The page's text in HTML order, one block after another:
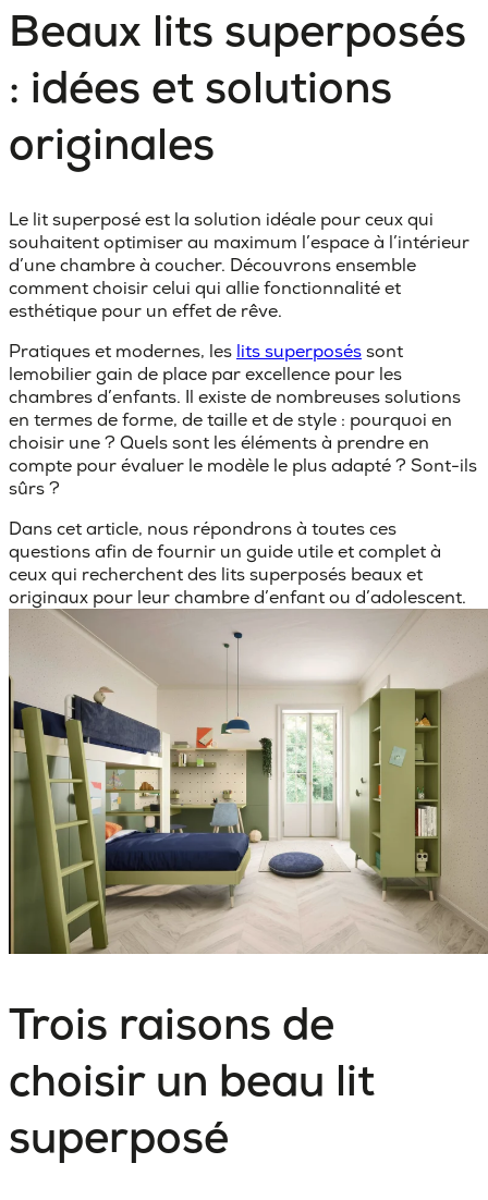
Beaux lits superposés
: idées et solutions
originales
Le lit superposé est la solution idéale pour ceux qui
souhaitent optimiser au maximum l’espace à l’intérieur
d’une chambre à coucher. Découvrons ensemble
comment choisir celui qui allie fonctionnalité et
esthétique pour un effet de rêve.
Pratiques et modernes, les lits superposéssont
lemobilier gain de place par excellence pour les
chambres d’enfants. Il existe de nombreuses solutions
en termes de forme, de taille et de style : pourquoi en
choisir une ? Quels sont les éléments à prendre en
compte pour évaluer le modèle le plus adapté ? Sont-ils
sûrs ?
Dans cet article, nous répondrons à toutes ces
questions afin de fournir un guide utile et complet à
ceux qui recherchent des lits superposés beaux et
originaux pour leur chambre d’enfant ou d’adolescent.
Trois raisons de
choisir un beau lit
superposé